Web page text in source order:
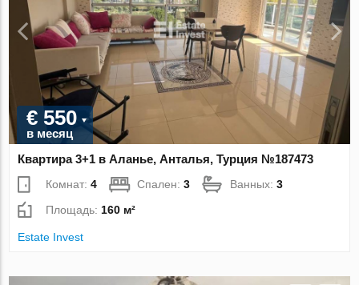
€ 550
в месяц
Квартира 3+1 в Аланье, Анталья, Турция №187473
Комнат:4 Спален:3 Ванных:3
Площадь: 160 м²
Estate Invest